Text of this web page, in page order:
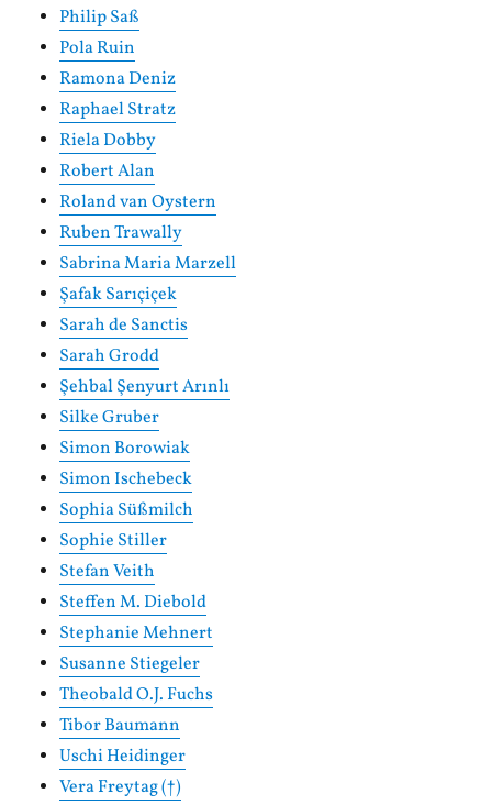
Philip Saß
Pola Ruin
Ramona Deniz
Raphael Stratz
Riela Dobby
Robert Alan
Roland van Oystern
Ruben Trawally
Sabrina Maria Marzell
Şafak Sarıçiçek
Sarah de Sanctis
Sarah Grodd
Şehbal Şenyurt Arınlı
Silke Gruber
Simon Borowiak
Simon Ischebeck
Sophia Süßmilch
Sophie Stiller
Stefan Veith
Steffen M. Diebold
Stephanie Mehnert
Susanne Stiegeler
Theobald O.J. Fuchs
Tibor Baumann
Uschi Heidinger
Vera Freytag (†)